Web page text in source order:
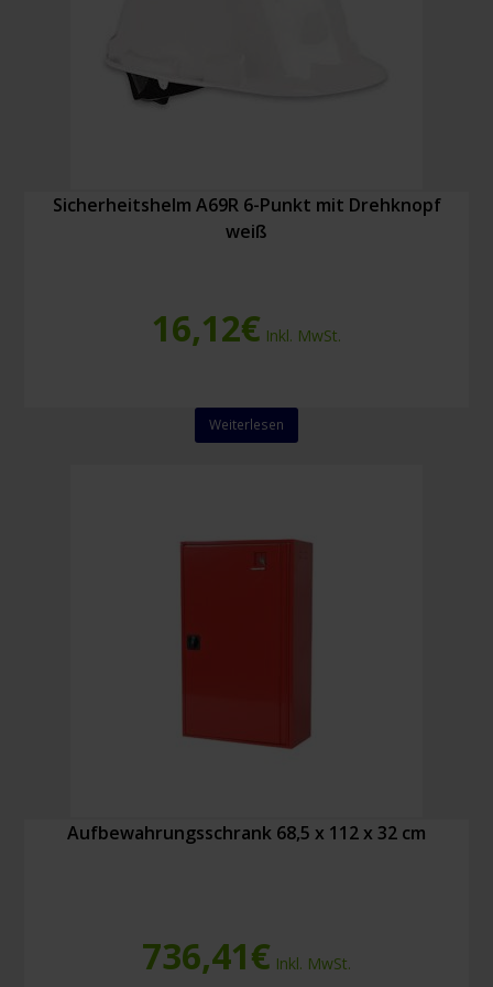
Sicherheitshelm A69R 6-Punkt mit Drehknopf
weiß
16,12€ Inkl. MwSt.
Weiterlesen
Aufbewahrungsschrank 68,5 x 112 x 32 cm
736,41€ Inkl. MwSt.